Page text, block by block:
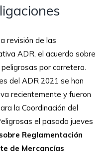
revisión de las
ADR, el acuerdo sobre
por carretera.
del ADR 2021 se han
recientemente y fueron
la Coordinación del
el pasado jueves
Reglamentación
de Mercancías